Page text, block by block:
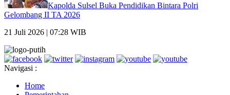
Kapolda Sulsel Buka Pendidikan Bintara Polri
Gelombang II TA 2026
21 Juli 2026 | 07:28 WIB
Navigasi :
Home